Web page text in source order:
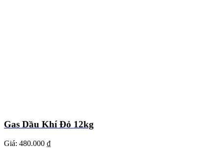
Gas Dầu Khí Đỏ 12kg
Giá: 480.000 ₫